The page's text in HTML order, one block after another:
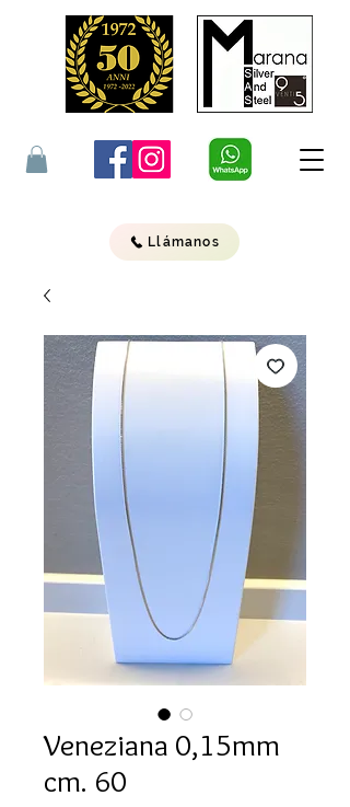
Llámanos
Veneziana 0,15mm
cm. 60